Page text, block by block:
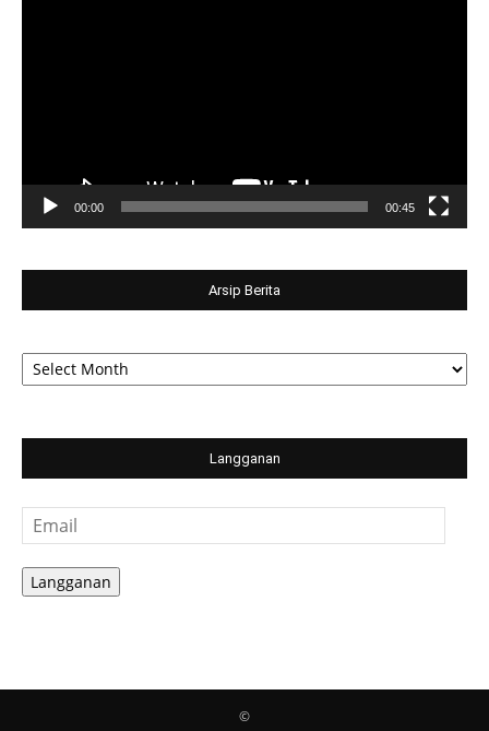
00:00 00:45
Arsip Berita
Arsip
Berita
Langganan
Email
Langganan
©